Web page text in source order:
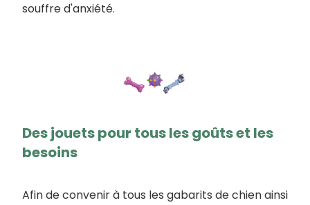
souffre d'anxiété.
Des jouets pour tous les goûts et les
besoins
Afin de convenir à tous les gabarits de chien ainsi